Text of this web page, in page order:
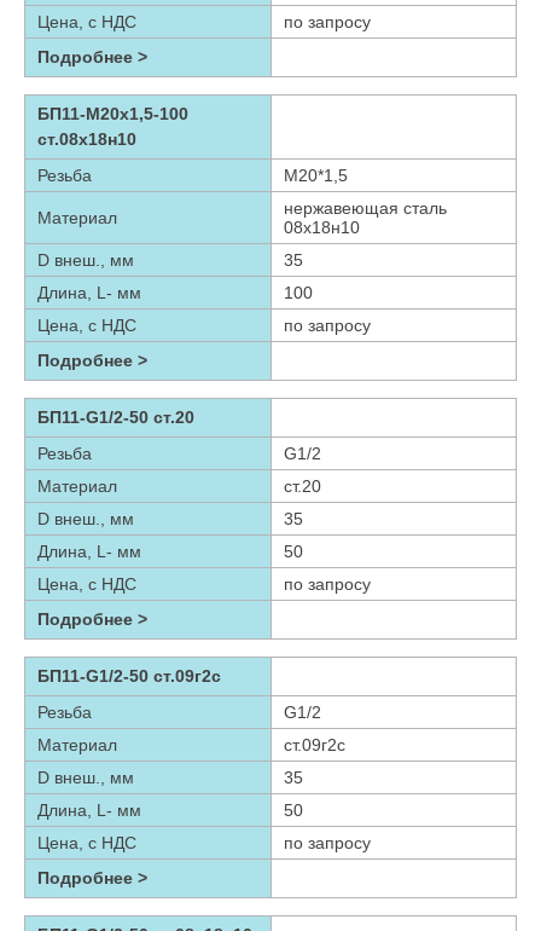
Цена, с НДС
по запросу
Подробнее >
БП11-М20х1,5-100
ст.08х18н10
Резьба
М20*1,5
Материал
нержавеющая сталь
08х18н10
D внеш., мм
35
Длина, L- мм
100
Цена, с НДС
по запросу
Подробнее >
БП11-G1/2-50 ст.20
Резьба
G1/2
Материал
ст.20
D внеш., мм
35
Длина, L- мм
50
Цена, с НДС
по запросу
Подробнее >
БП11-G1/2-50 ст.09г2с
Резьба
G1/2
Материал
ст.09г2с
D внеш., мм
35
Длина, L- мм
50
Цена, с НДС
по запросу
Подробнее >